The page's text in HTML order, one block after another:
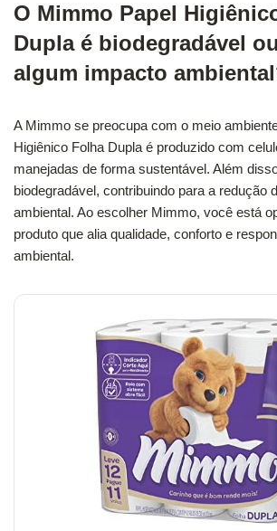
O Mimmo Papel
Dupla é biodegradável
algum impacto
A Mimmo se preocupa com o meio
Higiênico Folha Dupla é produzido com
manejadas de forma sustentável. Além
biodegradável, contribuindo para a redução
ambiental. Ao escolher Mimmo, você está
produto que alia qualidade, conforto e
ambiental.